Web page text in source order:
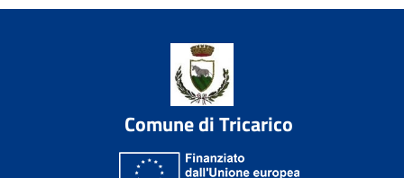
Comune di Tricarico